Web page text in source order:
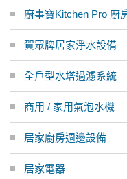
廚事寶Kitchen Pro 廚
賀眾牌居家淨水設備
全戶型水塔過濾系統
商用 / 家用氣泡水機
居家廚房週邊設備
居家電器